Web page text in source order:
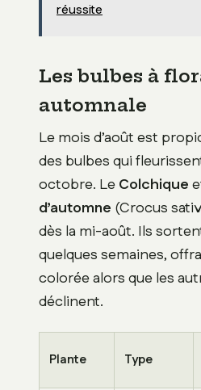
réussite
Les bulbes à
automnale
Le mois d’août est
des bulbes qui
octobre. LeColchique
d’automne (Crocus
dès la mi-août. Ils
quelques semaines,
colorée alors que les
déclinent.
Plante Type